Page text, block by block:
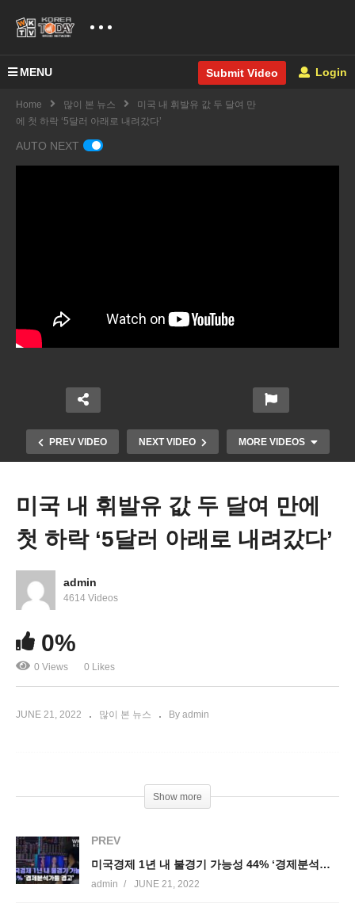
MENU Submit Video Login
Home 많이 본 뉴스
미국 내 휘발유 값 두 달여 만
에 첫 하락 ‘5달러 아래로 내려갔다’
AUTO NEXT
PREV VIDEO NEXT VIDEO MORE VIDEOS
년만에 확실시’
미국 내 휘발유 값 두 달여 만에
첫 하락 ‘5달러 아래로 내려갔다’
admin
4614 Videos
0%
0 Views 0 Likes
JUNE 21, 2022 많이 본 뉴스 By admin
Show more
PREV
미국경제 1년 내 불경기 가능성 44% ‘경제분석가들 경고’
admin JUNE 21, 2022